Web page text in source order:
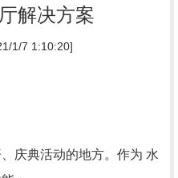
解决方案
1/7 1:10:20]
庆典活动的地方。作为 水